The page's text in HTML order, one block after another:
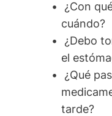
¿Con
cuándo?
¿Debo
el
¿Qué
tarde?